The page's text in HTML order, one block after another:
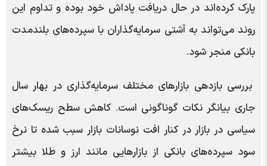
پارک کرده‌اند در حال دریافت پاداش خود بوده و تداوم این
روند می‌تواند به آشتی سرمایه‌گذاران با سپرده‌های بلندمدت
بانکی منجر شود.
بررسی بازدهی بازار‌های مختلف سرمایه‌گذاری در بهار سال
جاری بیانگر نکات گوناگونی است. کاهش سطح ریسک‌های
سیاسی در بازار در کنار افت نوسانات بازار سبب شده تا نرخ
سود سپرده‌های بانکی از بازار‌هایی مانند ارز و طلا بیشتر